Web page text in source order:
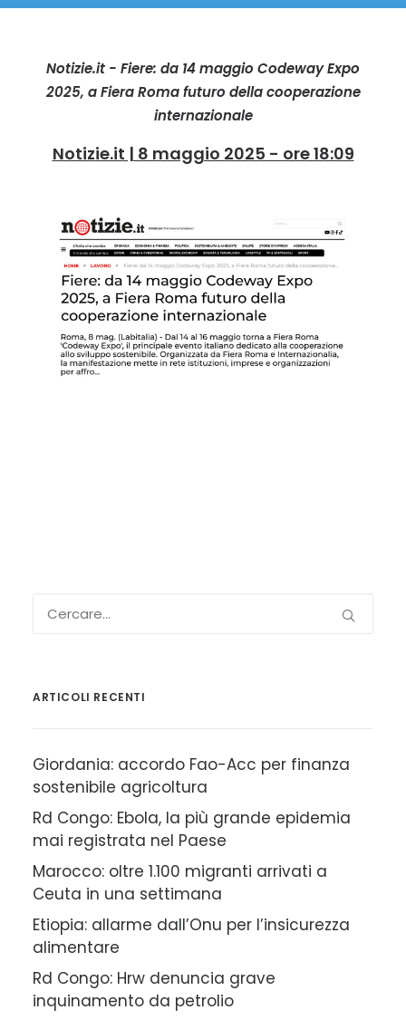
Notizie.it - Fiere: da 14 maggio Codeway Expo
2025, a Fiera Roma futuro della cooperazione
internazionale
Notizie.it | 8 maggio 2025 - ore 18:09
ARTICOLI RECENTI
Giordania: accordo Fao-Acc per finanza
sostenibile agricoltura
Rd Congo: Ebola, la più grande epidemia
mai registrata nel Paese
Marocco: oltre 1.100 migranti arrivati a
Ceuta in una settimana
Etiopia: allarme dall’Onu per l’insicurezza
alimentare
Rd Congo: Hrw denuncia grave
inquinamento da petrolio